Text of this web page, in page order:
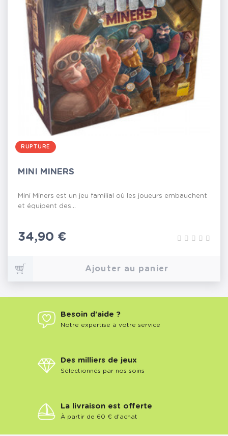
RUPTURE
MINI MINERS
Mini Miners est un jeu familial où les joueurs embauchent
et équipent des...
Prix
34,90 €
Ajouter au panier
Besoin d'aide ?
Notre expertise à votre service
Des milliers de jeux
Sélectionnés par nos soins
La livraison est offerte
À partir de 60 € d'achat